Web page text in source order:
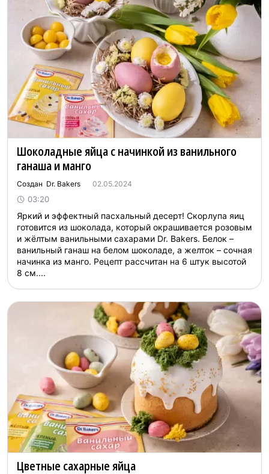
Шоколадные яйца с начинкой из ванильного
ганаша и манго
Создан Dr. Bakers 02.05.2024
03:20
Яркий и эффектный пасхальный десерт! Скорлупа яиц
готовится из шоколада, который окрашивается розовым
и жёлтым ванильными сахарами Dr. Bakers. Белок –
ванильный ганаш на белом шоколаде, а желток – сочная
начинка из манго. Рецепт рассчитан на 6 штук высотой
8 см....
Цветные сахарные яйца